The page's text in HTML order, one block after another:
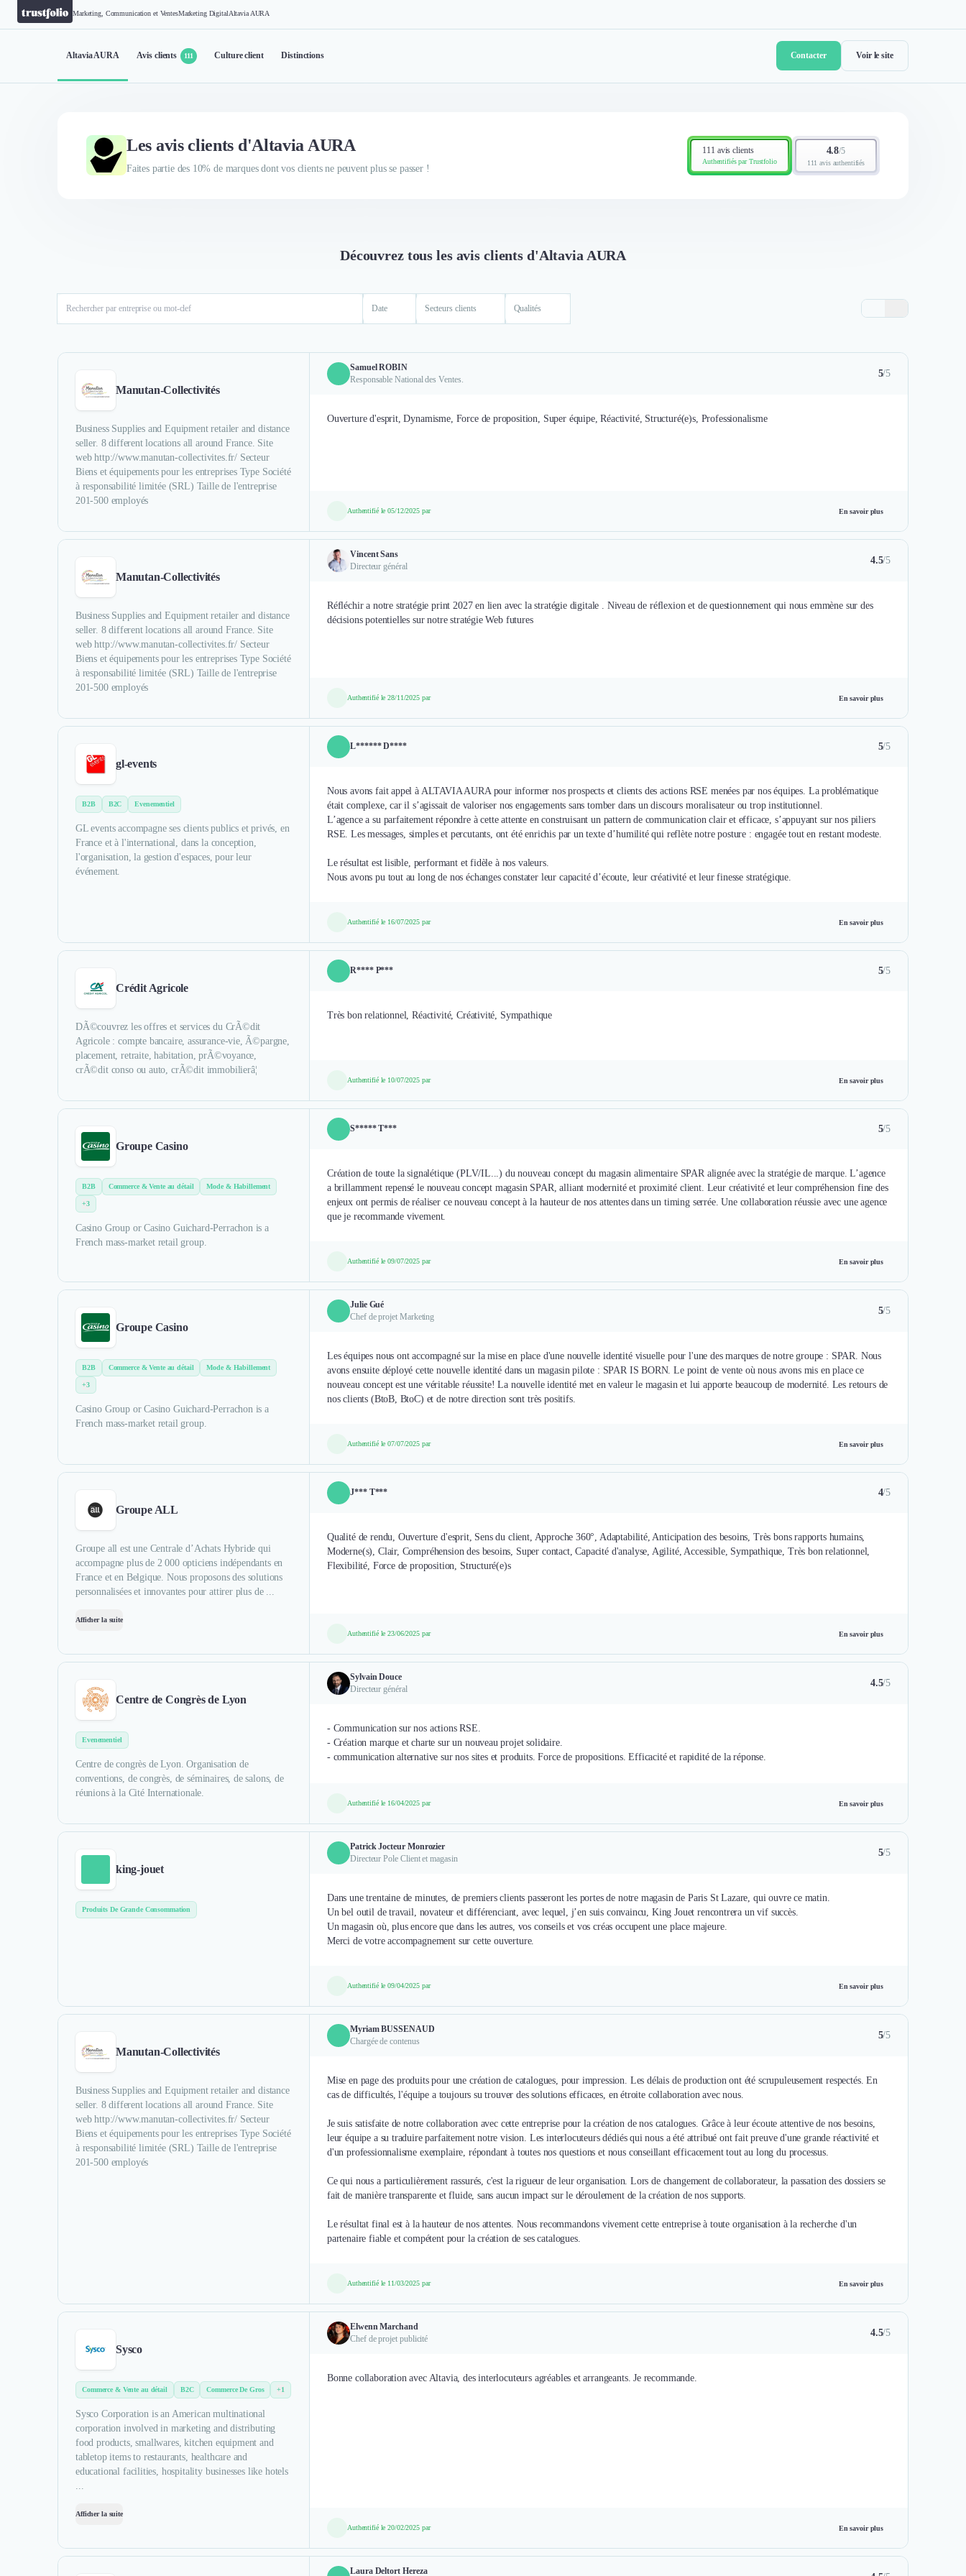
Marketing, Communication et VentesMarketing DigitalAltavia AURA
Contacter Voir le site
Altavia AURA Avis clients 111 Culture client Distinctions
Les avis clients d'Altavia AURA
Faites partie des 10% de marques dont vos clients ne peuvent plus se passer !
111 avis clients
Authentifiés par Trustfolio
4.8/5
111 avis authentifiés
Découvrez tous les avis clients d'Altavia AURA
Date Secteurs clients Qualités
Manutan-Collectivités
Business Supplies and Equipment retailer and distance
seller. 8 different locations all around France. Site
web http://www.manutan-collectivites.fr/ Secteur
Biens et équipements pour les entreprises Type Société
à responsabilité limitée (SRL) Taille de l'entreprise
201-500 employés
Samuel ROBIN
Responsable National des Ventes.
5/5
Ouverture d'esprit, Dynamisme, Force de proposition, Super équipe, Réactivité, Structuré(e)s, Professionalisme
Authentifié le 05/12/2025 par En savoir plus
Manutan-Collectivités
Business Supplies and Equipment retailer and distance
seller. 8 different locations all around France. Site
web http://www.manutan-collectivites.fr/ Secteur
Biens et équipements pour les entreprises Type Société
à responsabilité limitée (SRL) Taille de l'entreprise
201-500 employés
Vincent Sans
Directeur général
4.5/5
Réfléchir a notre stratégie print 2027 en lien avec la stratégie digitale . Niveau de réflexion et de questionnement qui nous emmène sur des
décisions potentielles sur notre stratégie Web futures
Authentifié le 28/11/2025 par En savoir plus
gl-events
B2B B2C Evenementiel
GL events accompagne ses clients publics et privés, en
France et à l'international, dans la conception,
l'organisation, la gestion d'espaces, pour leur
événement.
L****** D**** 5/5
Nous avons fait appel à ALTAVIA AURA pour informer nos prospects et clients des actions RSE menées par nos équipes. La problématique
était complexe, car il s’agissait de valoriser nos engagements sans tomber dans un discours moralisateur ou trop institutionnel.
L’agence a su parfaitement répondre à cette attente en construisant un pattern de communication clair et efficace, s’appuyant sur nos piliers
RSE. Les messages, simples et percutants, ont été enrichis par un texte d’humilité qui reflète notre posture : engagée tout en restant modeste.
Le résultat est lisible, performant et fidèle à nos valeurs.
Authentifié le 16/07/2025 par En savoir plus
Crédit Agricole
DÃ©couvrez les offres et services du CrÃ©dit
Agricole : compte bancaire, assurance-vie, Ã©pargne,
placement, retraite, habitation, prÃ©voyance,
crÃ©dit conso ou auto, crÃ©dit immobilierâ¦
R**** P*** 5/5
Très bon relationnel, Réactivité, Créativité, Sympathique
Authentifié le 10/07/2025 par En savoir plus
Groupe Casino
B2B Commerce & Vente au détail Mode & Habillement
+3
Casino Group or Casino Guichard-Perrachon is a
French mass-market retail group.
S***** T*** 5/5
Création de toute la signalétique (PLV/IL...) du nouveau concept du magasin alimentaire SPAR alignée avec la stratégie de marque. L’agence
a brillamment repensé le nouveau concept magasin SPAR, alliant modernité et proximité client. Leur créativité et leur compréhension fine des
enjeux ont permis de réaliser ce nouveau concept à la hauteur de nos attentes dans un timing serrée. Une collaboration réussie avec une agence
que je recommande vivement.
Authentifié le 09/07/2025 par En savoir plus
Groupe Casino
B2B Commerce & Vente au détail Mode & Habillement
+3
Casino Group or Casino Guichard-Perrachon is a
French mass-market retail group.
Julie Gué
Chef de projet Marketing
5/5
Les équipes nous ont accompagné sur la mise en place d'une nouvelle identité visuelle pour l'une des marques de notre groupe : SPAR. Nous
avons ensuite déployé cette nouvelle identité dans un magasin pilote : SPAR IS BORN. Le point de vente où nous avons mis en place ce
nouveau concept est une véritable réussite! La nouvelle identité met en valeur le magasin et lui apporte beaucoup de modernité. Les retours de
nos clients (BtoB, BtoC) et de notre direction sont très positifs.
Authentifié le 07/07/2025 par En savoir plus
Groupe ALL
Groupe all est une Centrale d’Achats Hybride qui
accompagne plus de 2 000 opticiens indépendants en
France et en Belgique. Nous proposons des solutions
personnalisées et innovantes pour attirer plus de ...
Afficher la suite
J*** T*** 4/5
Qualité de rendu, Ouverture d'esprit, Sens du client, Approche 360°, Adaptabilité, Anticipation des besoins, Très bons rapports humains,
Moderne(s), Clair, Compréhension des besoins, Super contact, Capacité d'analyse, Agilité, Accessible, Sympathique, Très bon relationnel,
Flexibilité, Force de proposition, Structuré(e)s
Authentifié le 23/06/2025 par En savoir plus
Centre de Congrès de Lyon
Evenementiel
Centre de congrès de Lyon. Organisation de
conventions, de congrès, de séminaires, de salons, de
réunions à la Cité Internationale.
Sylvain Douce
Directeur général
4.5/5
- Communication sur nos actions RSE.
- Création marque et charte sur un nouveau projet solidaire.
- communication alternative sur nos sites et produits. Force de propositions. Efficacité et rapidité de la réponse.
Authentifié le 16/04/2025 par En savoir plus
king-jouet
Produits De Grande Consommation
Patrick Jocteur Monrozier
Directeur Pole Client et magasin
5/5
Dans une trentaine de minutes, de premiers clients passeront les portes de notre magasin de Paris St Lazare, qui ouvre ce matin.
Un bel outil de travail, novateur et différenciant, avec lequel, j’en suis convaincu, King Jouet rencontrera un vif succès.
Un magasin où, plus encore que dans les autres, vos conseils et vos créas occupent une place majeure.
Merci de votre accompagnement sur cette ouverture.
Authentifié le 09/04/2025 par En savoir plus
Manutan-Collectivités
Business Supplies and Equipment retailer and distance
seller. 8 different locations all around France. Site
web http://www.manutan-collectivites.fr/ Secteur
Biens et équipements pour les entreprises Type Société
à responsabilité limitée (SRL) Taille de l'entreprise
201-500 employés
Myriam BUSSENAUD
Chargée de contenus
5/5
Mise en page des produits pour une création de catalogues, pour impression. Les délais de production ont été scrupuleusement respectés. En
cas de difficultés, l'équipe a toujours su trouver des solutions efficaces, en étroite collaboration avec nous.
Je suis satisfaite de notre collaboration avec cette entreprise pour la création de nos catalogues. Grâce à leur écoute attentive de nos besoins,
leur équipe a su traduire parfaitement notre vision. Les interlocuteurs dédiés qui nous a été attribué ont fait preuve d'une grande réactivité et
d'un professionnalisme exemplaire, répondant à toutes nos questions et nous conseillant efficacement tout au long du processus.
Ce qui nous a particulièrement rassurés, c'est la rigueur de leur organisation. Lors de changement de collaborateur, la passation des dossiers se
fait de manière transparente et fluide, sans aucun impact sur le déroulement de la création de nos supports.
Le résultat final est à la hauteur de nos attentes. Nous recommandons vivement cette entreprise à toute organisation à la recherche d'un
Authentifié le 11/03/2025 par En savoir plus
Sysco
Commerce & Vente au détail B2C Commerce De Gros +1
Sysco Corporation is an American multinational
corporation involved in marketing and distributing
food products, smallwares, kitchen equipment and
tabletop items to restaurants, healthcare and
educational facilities, hospitality businesses like hotels
Afficher la suite
Elwenn Marchand
Chef de projet publicité
4.5/5
Bonne collaboration avec Altavia, des interlocuteurs agréables et arrangeants. Je recommande.
Authentifié le 20/02/2025 par En savoir plus
Laura Deltort Hereza